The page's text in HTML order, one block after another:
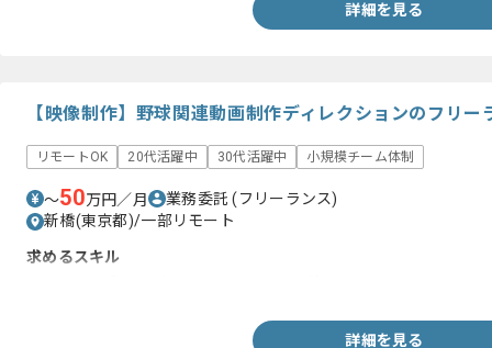
詳細を見る
【映像制作】野球関連動画制作ディレクションのフリー
リモートOK 20代活躍中 30代活躍中 小規模チーム体制
〜50万円／月 業務委託(フリーランス)
新橋(東京都)/一部リモート
求めるスキル
詳細を見る